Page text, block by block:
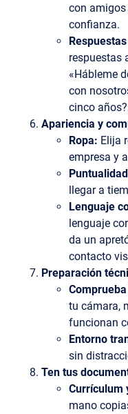
con
confianza.
respuestas
«Hábleme
con
cinco
Apariencia y
Ropa: Elija
empresa y
Puntualidad
llegar a
Lenguaje
lenguaje
da un
contacto
Preparación
tu cámara,
funcionan
Entorno
sin
Ten tus
Currículum
mano